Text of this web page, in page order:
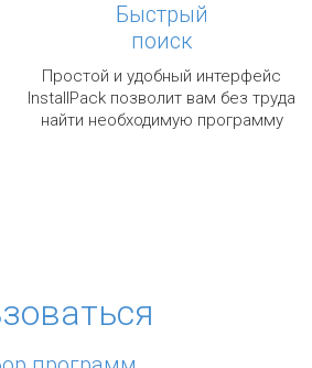
Быстрый
поиск
Простой и удобный интерфейс
InstallPack позволит вам без труда
найти необходимую программу